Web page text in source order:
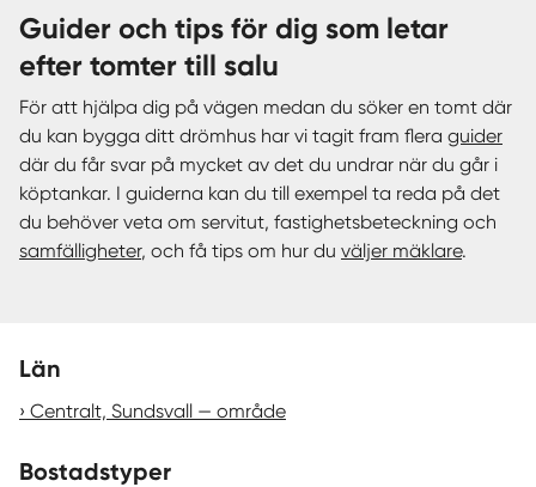
Guider och tips för dig som letar
efter tomter till salu
För att hjälpa dig på vägen medan du söker en tomt där
du kan bygga ditt drömhus har vi tagit fram flera guider
där du får svar på mycket av det du undrar när du går i
köptankar. I guiderna kan du till exempel ta reda på det
du behöver veta om servitut, fastighetsbeteckning och
samfälligheter, och få tips om hur du väljer mäklare.
Län
Centralt, Sundsvall — område
Bostadstyper